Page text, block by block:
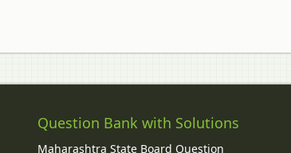
Question Bank with Solutions
Maharashtra State Board Question